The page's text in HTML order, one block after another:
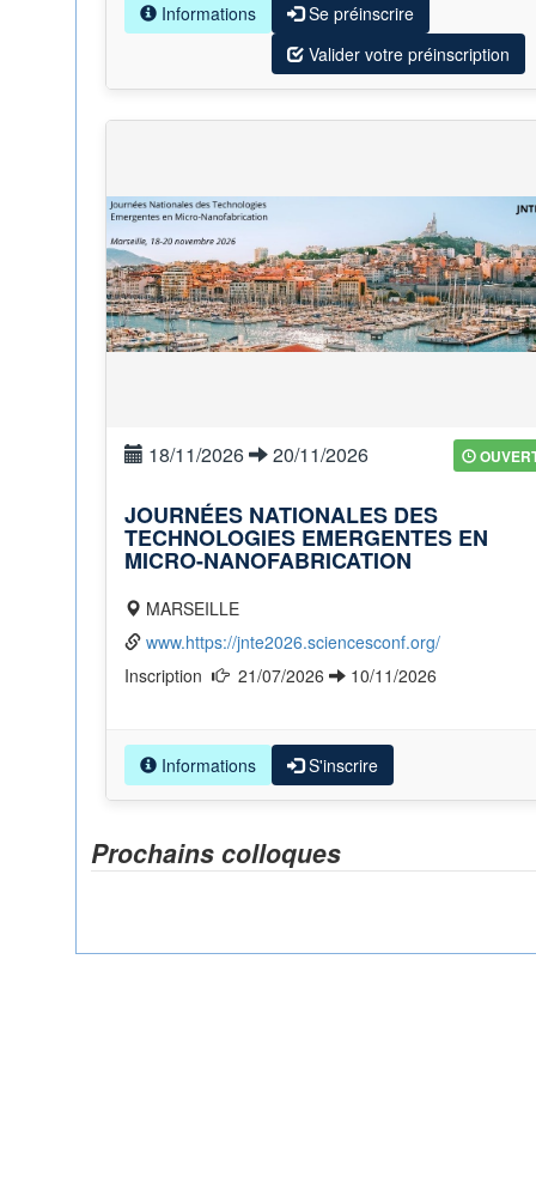
Informations
Se préinscrire
Valider votre préinscription
18/11/2026 20/11/2026
JOURNÉES NATIONALES DES
TECHNOLOGIES EMERGENTES EN
MICRO-NANOFABRICATION
MARSEILLE
www.https://jnte2026.sciencesconf.org/
21/07/2026 10/11/2026
Informations S'inscrire
Prochains colloques